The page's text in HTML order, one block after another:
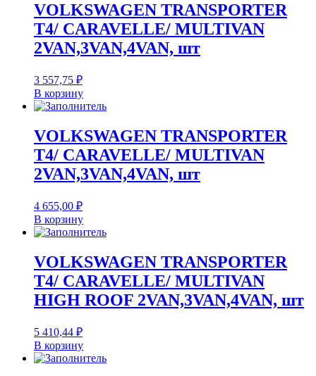
VOLKSWAGEN TRANSPORTER
T4/ CARAVELLE/ MULTIVAN
2VAN,3VAN,4VAN, шт
3 557,75 ₽
В корзину
VOLKSWAGEN TRANSPORTER
T4/ CARAVELLE/ MULTIVAN
2VAN,3VAN,4VAN, шт
4 655,00 ₽
В корзину
VOLKSWAGEN TRANSPORTER
T4/ CARAVELLE/ MULTIVAN
HIGH ROOF 2VAN,3VAN,4VAN, шт
5 410,44 ₽
В корзину